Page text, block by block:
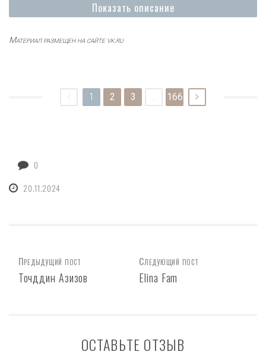
Показать описание
Материал размещен на сайте vk.ru
1 2 3 166
0
20.11.2024
Предыдущий пост
Точддин Азизов
Следующий пост
Elina Fam
ОСТАВЬТЕ ОТЗЫВ